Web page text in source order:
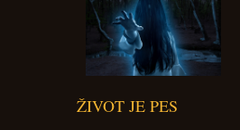
ŽIVOT JE PES